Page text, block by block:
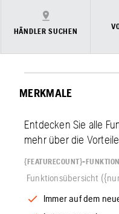
HÄNDLER SUCHEN
MERKMALE
Entdecken Sie alle
mehr über die Vorteile
{FEATURECOUNT}-
Funktionsübersicht
Immer auf dem